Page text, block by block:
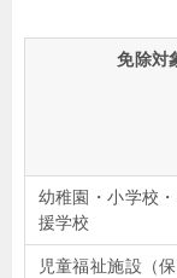
免除対
幼稚園・小学校
援学校
児童福祉施設（保